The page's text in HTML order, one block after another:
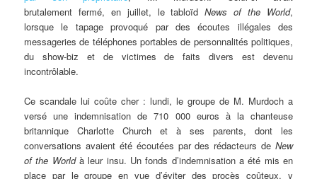
brutalement fermé, en juillet, le tabloïdNews of the World,
lorsque le tapage provoqué par des écoutes illégales des
messageries de téléphones portables de personnalités politiques,
du show-biz et de victimes de faits divers est devenu
incontrôlable.
Ce scandale lui coûte cher : lundi, le groupe de M. Murdoch a
versé une indemnisation de 710 000 euros à la chanteuse
britannique Charlotte Church et à ses parents, dont les
conversations avaient été écoutées par des rédacteurs de New
of the Worldà leur insu. Un fonds d’indemnisation a été mis en
place par le groupe en vue d’éviter des procès coûteux, y